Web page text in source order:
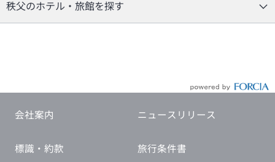
秩父のホテル・旅館を探す
会社案内 ニュースリリース
標識・約款 旅行条件書